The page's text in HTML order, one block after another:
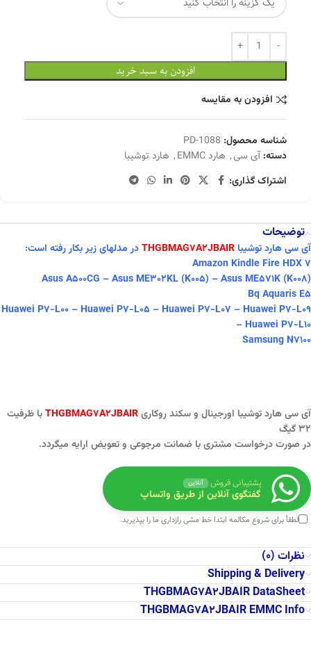
افزودن به سبد خرید
افزودن به مقایسه
شناسه محصول: PD-1088
دسته: آی سی, هارد EMMC , هارد توشیبا
اشتراک گذاری:
توضیحات
آی سی هارد توشیبا THGBMAG7A2JBAIRدر مدلهای زیر بکار رفته است:
Amazon Kindle Fire HDX 7
Asus A500CG – Asus ME302KL (K005) – Asus ME571K (K008)
Bq Aquaris E5
Huawei P7-L00 – Huawei P7-L05 – Huawei P7-L07 – Huawei P7-L09
– Huawei P7-L10
Samsung N7100
آی سی هارد توشیبا اورجینال و سکند روکاریTHGBMAG7A2JBAIRبا ظرفیت
۳۲ گیگ
در صورت درخواست مشتری با ضمانت مرجوعی و تعویض ارایه میگردد.
پشتیبانی فروش آنلاین
گفتگوی آنلاین از طریق واتساپ
لطفاً برای شروع مکالمه ابتداخط مشی رازداری ما را بپذیرید.
نظرات (0)
Shipping & Delivery
THGBMAG7A2JBAIR DataSheet
THGBMAG7A2JBAIR EMMC Info